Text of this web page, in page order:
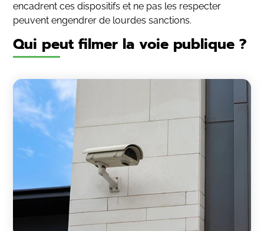
encadrent ces dispositifs et ne pas les respecter
peuvent engendrer de lourdes sanctions.
Qui peut filmer la voie publique ?